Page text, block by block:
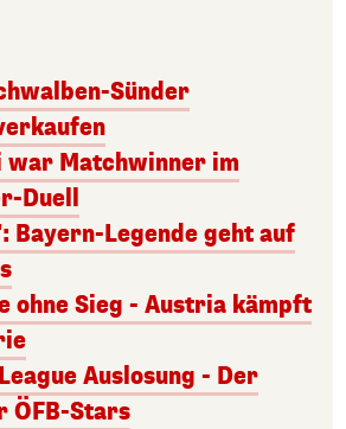
Sünder
war Matchwinner im
Duell
Bayern-Legende geht auf
ohne Sieg - Austria kämpft
Auslosung - Der
ÖFB-Stars